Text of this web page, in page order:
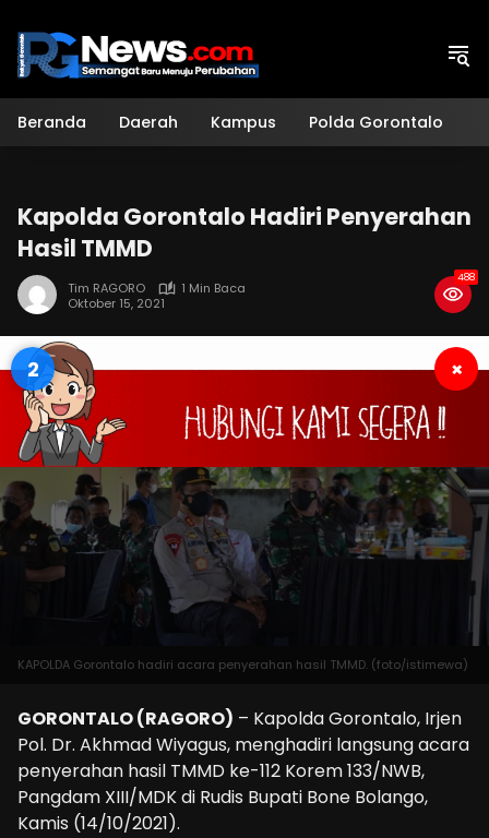
konten
Beranda Daerah Kampus Polda Gorontalo
Kapolda Gorontalo Hadiri Penyerahan
Hasil TMMD
Tim RAGORO
1 Min Baca
Oktober 15, 2021
488
1 ×
KAPOLDA Gorontalo hadiri acara penyerahan hasil TMMD. (foto/istimewa)
GORONTALO (RAGORO) – Kapolda Gorontalo, Irjen
Pol. Dr. Akhmad Wiyagus, menghadiri langsung acara
penyerahan hasil TMMD ke-112 Korem 133/NWB,
Pangdam XIII/MDK di Rudis Bupati Bone Bolango,
Kamis (14/10/2021).